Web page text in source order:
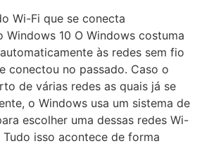
Wi-Fi que se conecta
Windows 10 O Windows costuma
às redes sem fio
conectou no passado. Caso o
de várias redes as quais já se
o Windows usa um sistema de
escolher uma dessas redes Wi-
isso acontece de forma